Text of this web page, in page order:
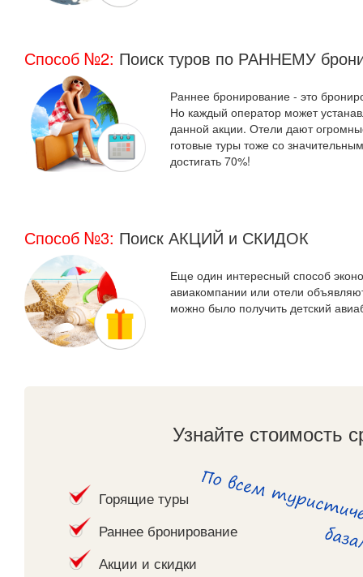
Способ №2: Поиск туров по РАННЕМУ
Раннее бронирование - это
Но каждый оператор может
данной акции. Отели дают
готовые туры тоже со
достигать 70%!
Способ №3: Поиск АКЦИЙ и СКИДОК
Еще один интересный способ
авиакомпании или отели
можно было получить детский
Узнайте стоимость
Горящие туры
Раннее бронирование
Акции и скидки